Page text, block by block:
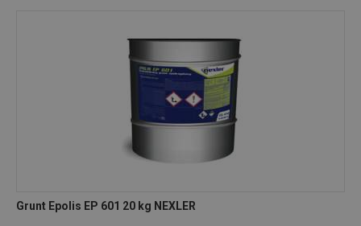
Grunt Epolis EP 601 20 kg NEXLER